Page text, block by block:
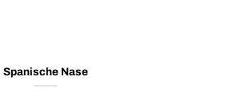
Spanische Nase